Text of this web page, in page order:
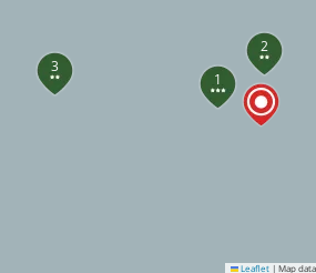
1
2
3
Leaflet | Map